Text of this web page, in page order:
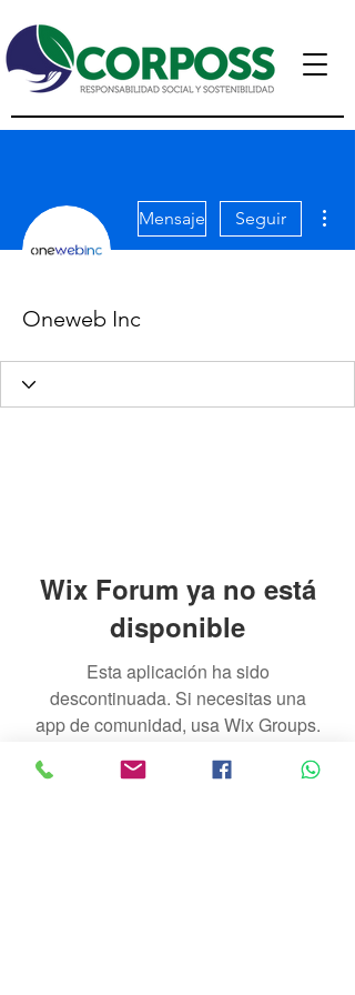
Mensaje Seguir
Oneweb Inc
Wix Forum ya no está
disponible
Esta aplicación ha sido
descontinuada. Si necesitas una
app de comunidad, usa Wix Groups.